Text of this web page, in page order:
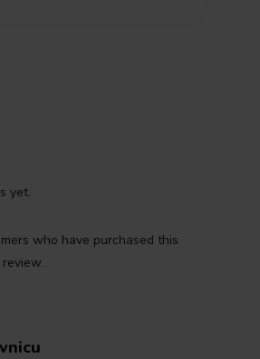
yet.
who have purchased this